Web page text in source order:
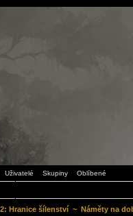
Uživatelé Skupiny Oblíbené
Hranice šílenství ~ Náměty na